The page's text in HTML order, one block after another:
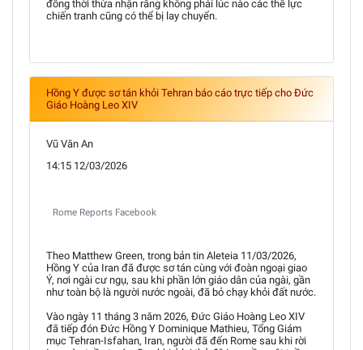
đồng thời thừa nhận rằng không phải lúc nào các thế lực
chiến tranh cũng có thể bị lay chuyển.
Hồng Y được sơ tán khỏi Tehran báo cáo trực tiếp cho Đức
Giáo Hoàng Leo XIV
Vũ Văn An
14:15 12/03/2026
Rome Reports Facebook
Theo Matthew Green, trong bản tin Aleteia 11/03/2026,
Hồng Y của Iran đã được sơ tán cùng với đoàn ngoại giao
Ý, nơi ngài cư ngụ, sau khi phần lớn giáo dân của ngài, gần
như toàn bộ là người nước ngoài, đã bỏ chạy khỏi đất nước.
Vào ngày 11 tháng 3 năm 2026, Đức Giáo Hoàng Leo XIV
đã tiếp đón Đức Hồng Y Dominique Mathieu, Tổng Giám
mục Tehran-Isfahan, Iran, người đã đến Rome sau khi rời